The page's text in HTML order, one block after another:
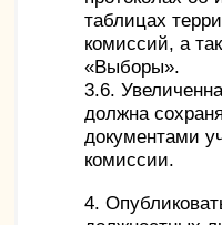
таблицах
комиссий, а
«Выборы».
3.6.
должна
документами
комиссии.
4.